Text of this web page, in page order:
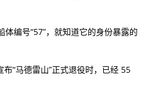
编号“57”，就知道它的身份暴露的
“马德雷山”正式退役时，已经 55